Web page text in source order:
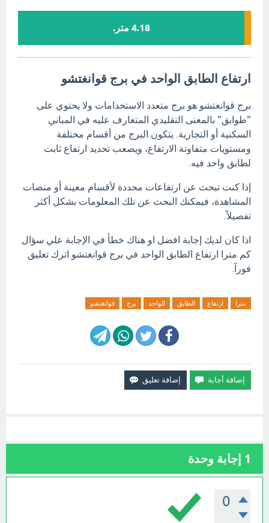
4.18 متر.
ارتفاع الطابق الواحد في برج قوانغتشو
برج قوانغتشو هو برج متعدد الاستخدامات ولا يحتوي على
"طوابق" بالمعنى التقليدي المتعارف عليه في المباني
السكنية أو التجارية. يتكون البرج من أقسام مختلفة
ومستويات متفاوتة الارتفاع، ويصعب تحديد ارتفاع ثابت
لطابق واحد فيه.
إذا كنت تبحث عن ارتفاعات محددة لأقسام معينة أو منصات
المشاهدة، فيمكنك البحث عن تلك المعلومات بشكل أكثر
تفصيلاً.
اذا كان لديك إجابة افضل او هناك خطأ في الإجابة علي سؤال
كم مترا ارتفاع الطابق الواحد في برج قوانغتشو اترك تعليق
فورآ.
مترا ارتفاع الطابق الواحد برج قوانغتشو
1 إجابة وحدة
0